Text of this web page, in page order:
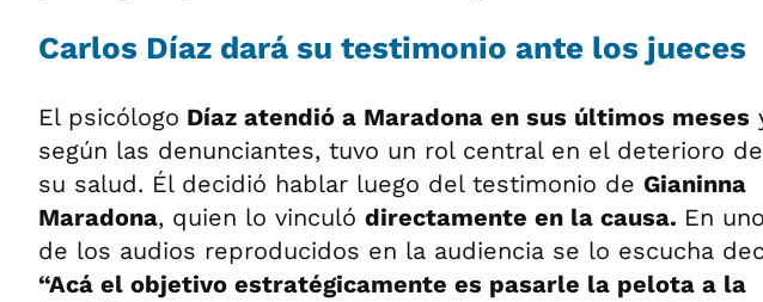
Carlos Díaz dará su testimonio ante los jueces
El psicólogo Díaz atendió a Maradona en sus últimos meses
según las denunciantes, tuvo un rol central en el deterioro de
su salud. Él decidió hablar luego del testimonio de Gianinna
Maradona, quien lo vinculó directamente en la causa. En uno
de los audios reproducidos en la audiencia se lo escucha
“Acá el objetivo estratégicamente es pasarle la pelota a la